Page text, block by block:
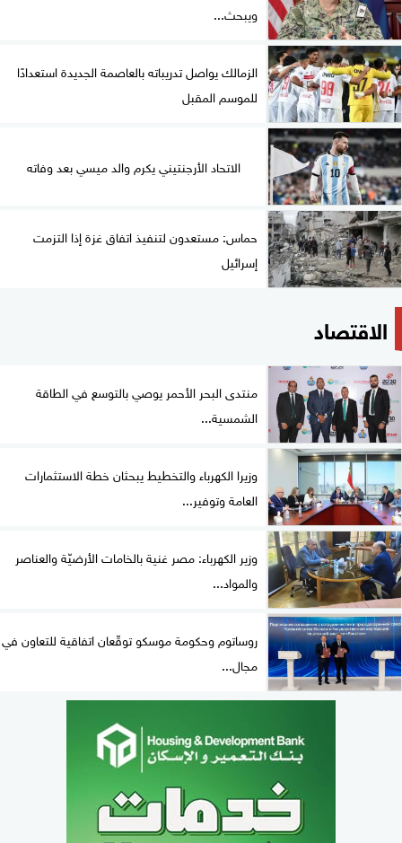
ويبحث...
الزمالك يواصل تدريباته بالعاصمة الجديدة استعدادًا
للموسم المقبل
الاتحاد الأرجنتيني يكرم والد ميسي بعد وفاته
حماس: مستعدون لتنفيذ اتفاق غزة إذا التزمت
إسرائيل
الاقتصاد
منتدى البحر الأحمر يوصي بالتوسع في الطاقة
الشمسية...
وزيرا الكهرباء والتخطيط يبحثان خطة الاستثمارات
العامة وتوفير...
وزير الكهرباء: مصر غنية بالخامات الأرضيّة والعناصر
والمواد...
روساتوم وحكومة موسكو توقّعان اتفاقية للتعاون في
مجال...